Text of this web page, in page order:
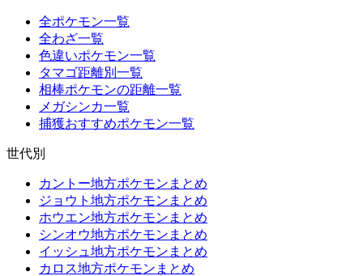
全ポケモン一覧
全わざ一覧
色違いポケモン一覧
タマゴ距離別一覧
相棒ポケモンの距離一覧
メガシンカ一覧
捕獲おすすめポケモン一覧
世代別
カントー地方ポケモンまとめ
ジョウト地方ポケモンまとめ
ホウエン地方ポケモンまとめ
シンオウ地方ポケモンまとめ
イッシュ地方ポケモンまとめ
カロス地方ポケモンまとめ